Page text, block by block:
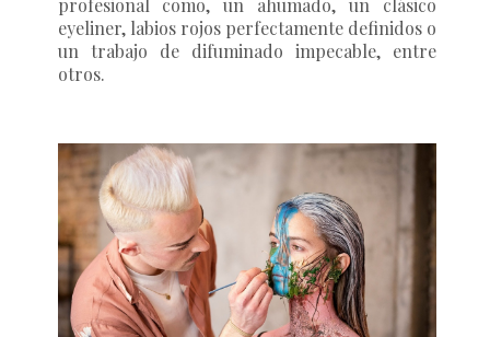
profesional como, un ahumado, un clásico
eyeliner, labios rojos perfectamente definidos o
un trabajo de difuminado impecable, entre
otros.